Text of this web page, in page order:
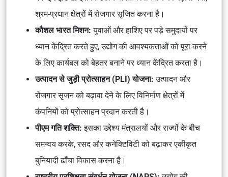
श्रम-प्रधान क्षेत्रों में रोजगार सृजित करना है।
कौशल भारत मिशन:युवाओं और हाशिए पर पड़े समुदायों पर
ध्यान केंद्रित करते हुए, उद्योग की आवश्यकताओं को पूरा करने
के लिए कार्यबल को बेहतर बनाने पर ध्यान केंद्रित करता है।
उत्पादन से जुड़ी प्रोत्साहन (PLI) योजना:उत्पादन और
रोजगार सृजन को बढ़ावा देने के लिए विनिर्माण क्षेत्रों में
कंपनियों को प्रोत्साहन प्रदान करती है।
पीएम गति शक्ति:इसका उद्देश्य मंत्रालयों और राज्यों के बीच
समन्वय करके, रसद और कनेक्टिविटी को बढ़ाकर एकीकृत
बुनियादी ढाँचा विकास करना है।